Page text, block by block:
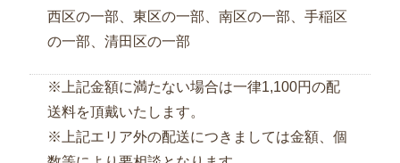
西区の一部、東区の一部、南区の一部、手稲区
の一部、清田区の一部
※上記金額に満たない場合は一律1,100円の配
送料を頂戴いたします。
※上記エリア外の配送につきましては金額、個